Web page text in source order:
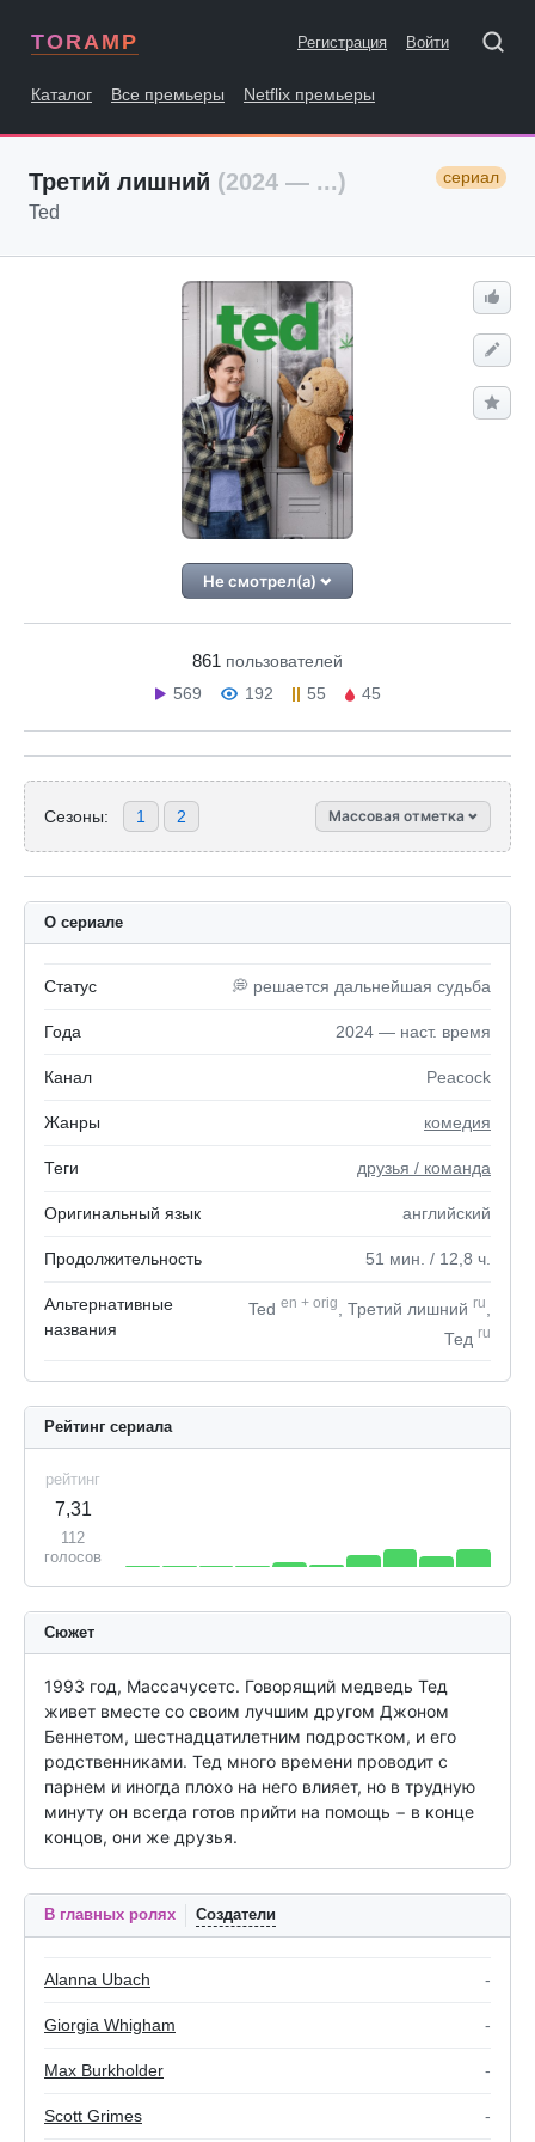
TORAMP Регистрация Войти
Каталог Все премьеры Netflix премьеры
Третий лишний (2024 — ...) сериал
Ted
Не смотрел(а)
861 пользователей
569
192 55 45
Сезоны: 1 2 Массовая отметка
О сериале
Статус 💭 решается дальнейшая судьба
Года 2024 — наст. время
Канал Peacock
Жанры комедия
Теги друзья / команда
Оригинальный язык английский
Продолжительность 51 мин. / 12,8 ч.
Альтернативные
названия
Ted en + orig , Третий лишний ru
Тед ru
Рейтинг сериала
рейтинг
7,31
112
голосов
Сюжет
1993 год, Массачусетс. Говорящий медведь Тед
живет вместе со своим лучшим другом Джоном
Беннетом, шестнадцатилетним подростком, и его
родственниками. Тед много времени проводит с
парнем и иногда плохо на него влияет, но в трудную
минуту он всегда готов прийти на помощь − в конце
концов, они же друзья.
В главных ролях Создатели
Alanna Ubach -
Giorgia Whigham -
Max Burkholder -
Scott Grimes -